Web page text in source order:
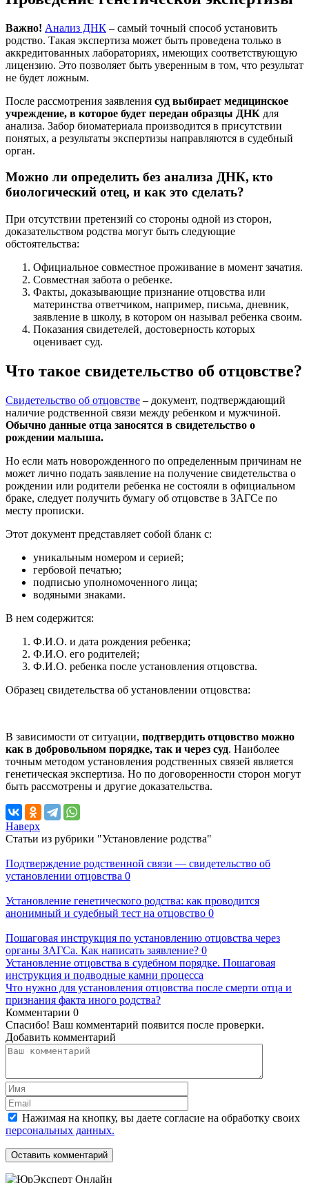
Важно! Анализ ДНК – самый точный способ установить
родство. Такая экспертиза может быть проведена только в
аккредитованных лабораториях, имеющих соответствующую
лицензию. Это позволяет быть уверенным в том, что результат
не будет ложным.
После рассмотрения заявления суд выбирает медицинское
учреждение, в которое будет передан образцы ДНК для
анализа. Забор биоматериала производится в присутствии
понятых, а результаты экспертизы направляются в судебный
орган.
Можно ли определить без анализа ДНК, кто
биологический отец, и как это сделать?
При отсутствии претензий со стороны одной из сторон,
доказательством родства могут быть следующие
обстоятельства:
Официальное совместное проживание в момент зачатия.
Совместная забота о ребенке.
Факты, доказывающие признание отцовства или
материнства ответчиком, например, письма, дневник,
заявление в школу, в котором он называл ребенка своим.
Показания свидетелей, достоверность которых
оценивает суд.
Что такое свидетельство об отцовстве?
Свидетельство об отцовстве – документ, подтверждающий
наличие родственной связи между ребенком и мужчиной.
Обычно данные отца заносятся в свидетельство о
рождении малыша.
Но если мать новорожденного по определенным причинам не
может лично подать заявление на получение свидетельства о
рождении или родители ребенка не состояли в официальном
браке, следует получить бумагу об отцовстве в ЗАГСе по
месту прописки.
Этот документ представляет собой бланк с:
уникальным номером и серией;
гербовой печатью;
подписью уполномоченного лица;
водяными знаками.
В нем содержится:
Ф.И.О. и дата рождения ребенка;
Ф.И.О. его родителей;
Ф.И.О. ребенка после установления отцовства.
Образец свидетельства об установлении отцовства:
В зависимости от ситуации, подтвердить отцовство можно
как в добровольном порядке, так и через суд. Наиболее
точным методом установления родственных связей является
генетическая экспертиза. Но по договоренности сторон могут
быть рассмотрены и другие доказательства.
Наверх
Статьи из рубрики "Установление родства"
Подтверждение родственной связи — свидетельство об
установлении отцовства 0
Установление генетического родства: как проводится
анонимный и судебный тест на отцовство 0
Пошаговая инструкция по установлению отцовства через
органы ЗАГСа. Как написать заявление? 0
Установление отцовства в судебном порядке. Пошаговая
инструкция и подводные камни процесса
Что нужно для установления отцовства после смерти отца и
признания факта иного родства?
Комментарии 0
Спасибо! Ваш комментарий появится после проверки.
Добавить комментарий
Нажимая на кнопку, вы даете согласие на обработку своих
персональных данных.
Оставить комментарий